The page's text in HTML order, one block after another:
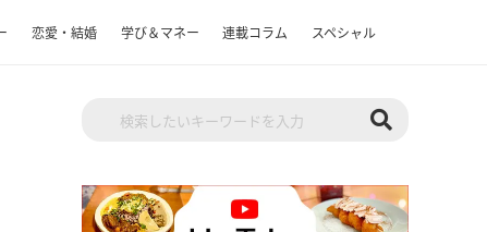
恋愛・結婚 学び＆マネー 連載コラム スペシャル